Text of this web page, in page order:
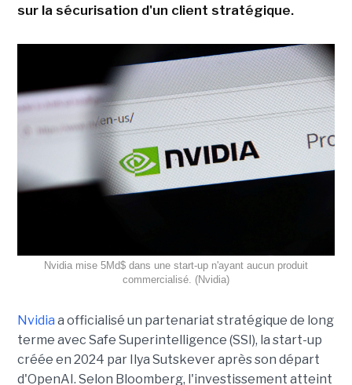
sur la sécurisation d'un client stratégique.
Nvidia mise 5Md$ dans une start-up n'ayant aucun produit
commercialisé. (Nvidia)
Nvidia a officialisé un partenariat stratégique de long
terme avec Safe Superintelligence (SSI), la start-up
créée en 2024 par Ilya Sutskever après son départ
d'OpenAI. Selon Bloomberg, l'investissement atteint